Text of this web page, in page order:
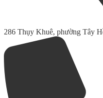
286 Thụy Khuê, phường Tây